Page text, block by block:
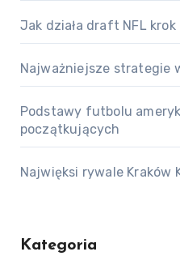
Jak działa draft NFL krok
Najważniejsze strategie
Podstawy futbolu
początkujących
Najwięksi rywale Kraków
Kategoria